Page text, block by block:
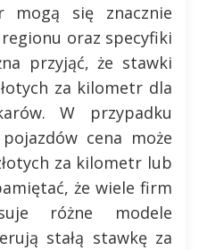
mogą się znacznie
oraz specyfiki
przyjąć, że stawki
za kilometr dla
W przypadku
cena może
za kilometr lub
że wiele firm
różne modele
stałą stawkę za